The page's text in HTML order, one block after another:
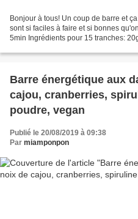
Bonjour à tous! Un coup de barre et
sont si faciles à faire et si bonnes
5min Ingrédients pour 15 tranches:
Barre énergétique aux
cajou, cranberries,
poudre, vegan
Publié le 20/08/2019 à 09:38
Par miamponpon